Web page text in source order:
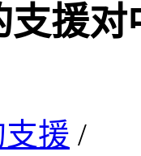
支援对
援 /